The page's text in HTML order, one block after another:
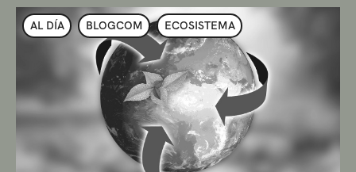
AL DÍA BLOGCOM ECOSISTEMA